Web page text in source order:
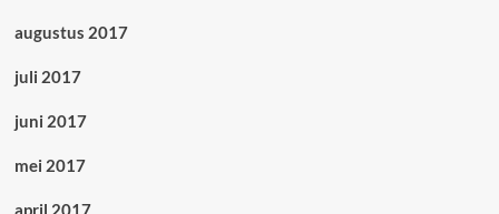
augustus 2017
juli 2017
juni 2017
mei 2017